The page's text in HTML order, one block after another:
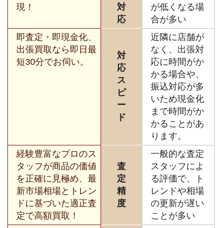
現！
対
応
が低くなる場
合が多い
即査定・即現金化、
出張買取なら即日最
短30分でお伺い。
対
応
ス
ピ
ー
ド
近隣に店舗が
なく、出張対
応に時間がか
かる場合や、
振込対応が多
いため現金化
まで時間がか
かることがあ
ります。
経験豊富なプロのス
タッフが商品の価値
を正確に見極め、最
新市場相場とトレン
ドに基づいた適正査
定で高額買取！
査
定
精
度
一般的な査定
スタッフによ
る評価で、ト
レンドや相場
の更新が遅い
ことが多い